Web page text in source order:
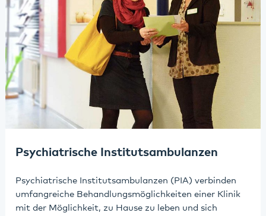
Psychiatrische Institutsambulanzen
Psychiatrische Institutsambulanzen (PIA) verbinden
umfangreiche Behandlungsmöglichkeiten einer Klinik
mit der Möglichkeit, zu Hause zu leben und sich